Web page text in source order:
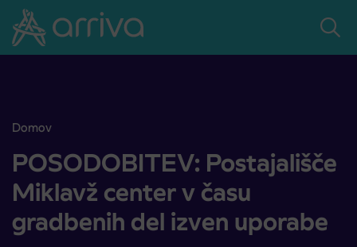
Skoči na vsebino
Domov
POSODOBITEV: Postajališče Miklavž center v času gradbenih del
POSODOBITEV: Postajališče
Miklavž center v času
gradbenih del izven uporabe